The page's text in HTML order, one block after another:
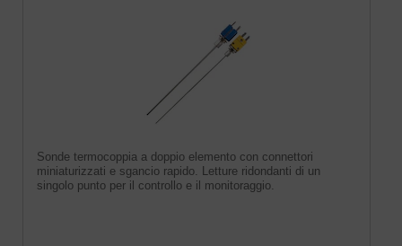
Sonde termocoppia a doppio elemento con connettori
miniaturizzati e sgancio rapido. Letture ridondanti di un
singolo punto per il controllo e il monitoraggio.